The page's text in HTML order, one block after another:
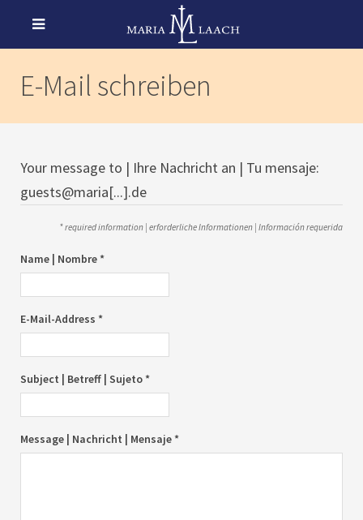
E-Mail schreiben
Your message to | Ihre Nachricht an | Tu mensaje:
guests@maria[...].de
* required information | erforderliche Informationen | Información requerida
Name | Nombre *
E-Mail-Address *
Subject | Betreff | Sujeto *
Message | Nachricht | Mensaje *